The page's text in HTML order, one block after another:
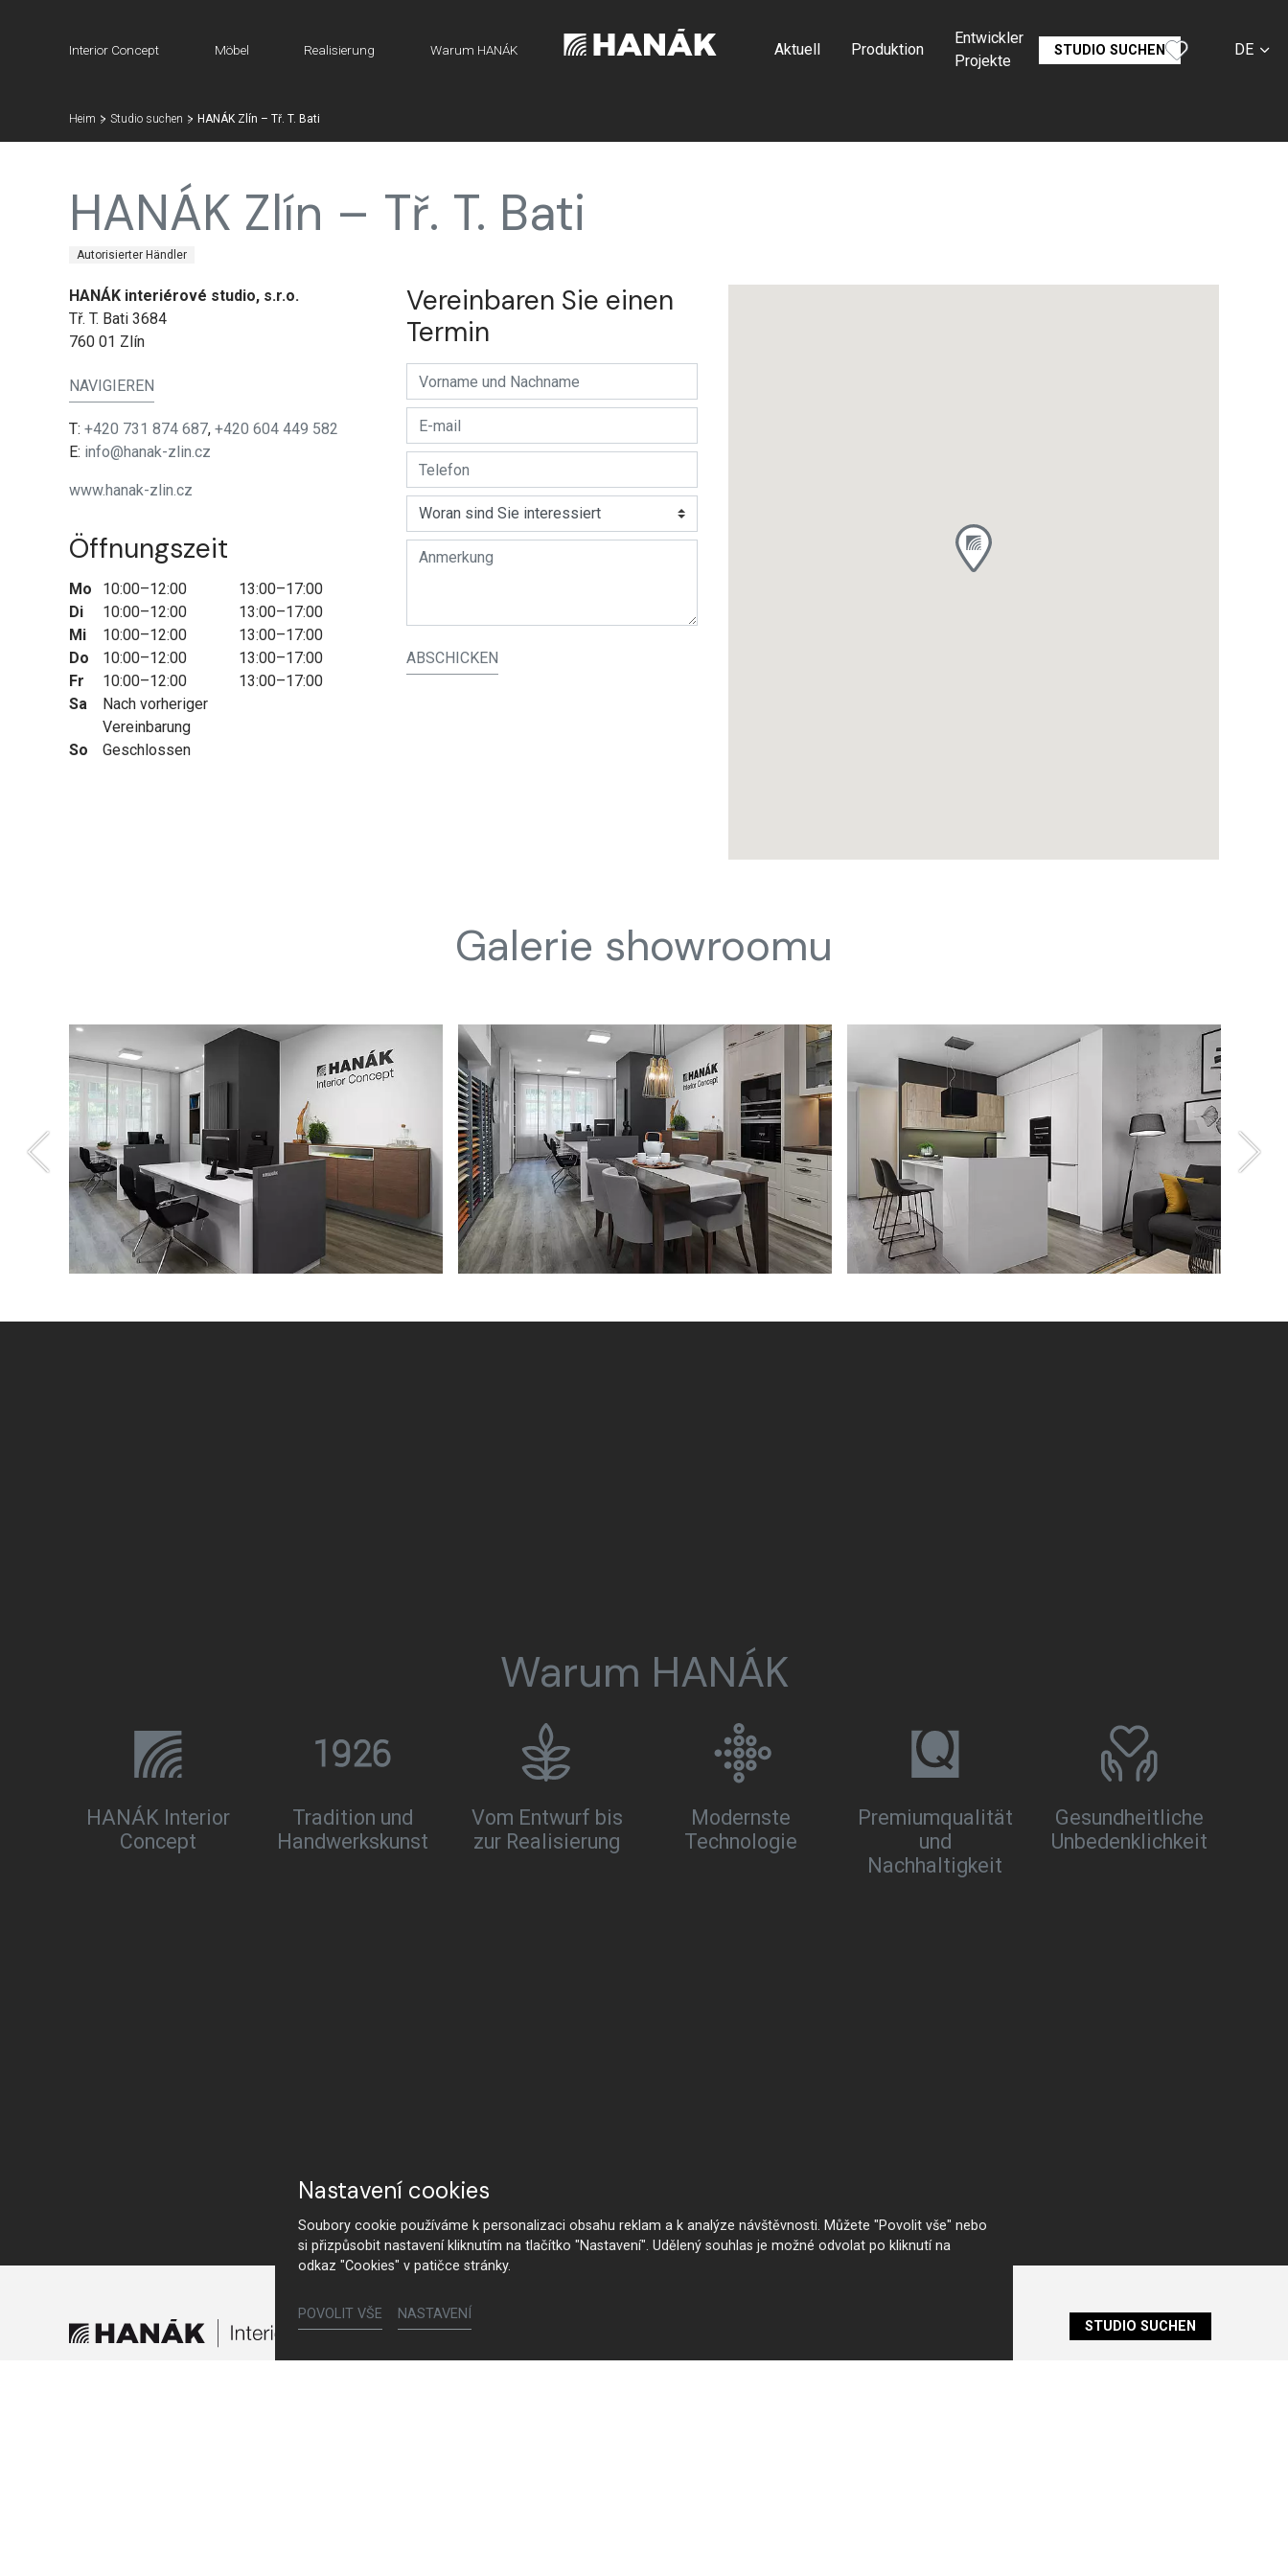
Interior Concept Möbel Realisierung Warum HANÁK Aktuell Produktion
Entwickler
Projekte
STUDIO SUCHEN DE
Heim Studio suchen HANÁK Zlín – Tř. T. Bati
HANÁK Zlín – Tř. T. Bati
Autorisierter Händler
HANÁK interiérové studio, s.r.o.
Tř. T. Bati 3684
760 01 Zlín
NAVIGIEREN
T: +420 731 874 687, +420 604 449 582
E: info@hanak-zlin.cz
www.hanak-zlin.cz
Öffnungszeit
Mo 10:00–12:00
13:00–17:00
Di
10:00–12:00
13:00–17:00
Mi
10:00–12:00
13:00–17:00
Do
10:00–12:00
13:00–17:00
Fr
10:00–12:00
13:00–17:00
Sa
Nach vorheriger
Vereinbarung
So
Geschlossen
Vereinbaren Sie einen
Termin
ABSCHICKEN
Galerie showroomu
Warum HANÁK
HANÁK Interior
Concept
Tradition und
Handwerkskunst
Vom Entwurf bis
zur Realisierung
Modernste
Technologie
Premiumqualität
und
Nachhaltigkeit
Gesundheitliche
Unbedenklichkeit
STUDIO SUCHEN
Nastavení cookies
Soubory cookie používáme k personalizaci obsahu reklam a k analýze návštěvnosti. Můžete "Povolit vše" nebo
si přizpůsobit nastavení kliknutím na tlačítko "Nastavení". Udělený souhlas je možné odvolat po kliknutí na
odkaz "Cookies" v patičce stránky.
POVOLIT VŠE NASTAVENÍ